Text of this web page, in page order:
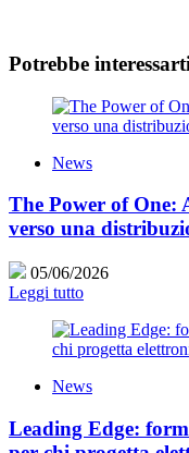
Potrebbe
News
The Power of One:
verso una
05/06/2026
Leggi tutto
News
Leading Edge: